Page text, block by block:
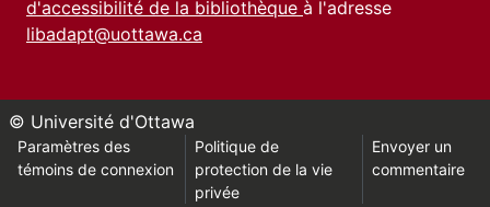
d'accessibilité de la bibliothèque à l'adresse
libadapt@uottawa.ca
© Université d'Ottawa
Paramètres des
témoins de connexion
Politique de
protection de la vie
privée
Envoyer un
commentaire